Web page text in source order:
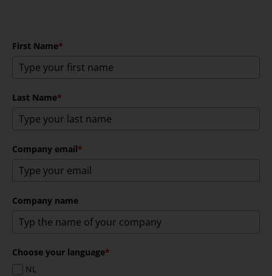
First Name*
Last Name*
Company email*
Company name
Choose your language*
NL